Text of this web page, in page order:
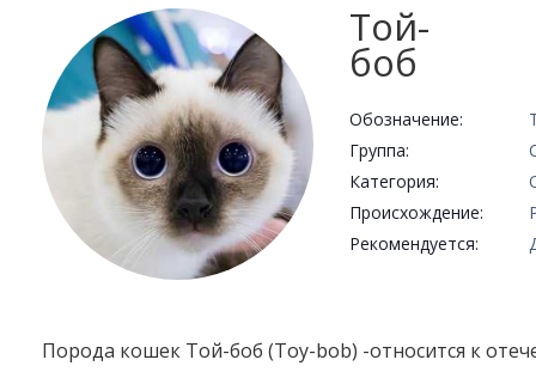
Той-
боб
Обозначение:
Группа:
Категория:
Происхождение:
Рекомендуется:
Порода кошек Той-боб (Toy-bob) -относится к